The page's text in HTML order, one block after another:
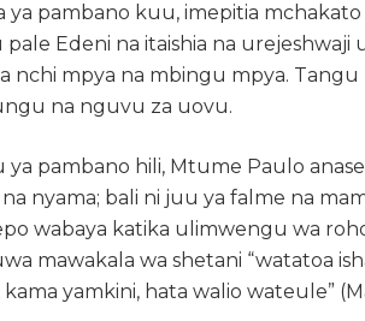
ya pambano kuu, imepitia
Edeni na itaishia na
nchi mpya na mbingu mpya.
na nguvu za uovu.
ya pambano hili, Mtume Paulo
nyama; bali ni juu ya falme na
wabaya katika ulimwengu wa
mawakala wa shetani “watatoa
yamkini, hata walio wateule”